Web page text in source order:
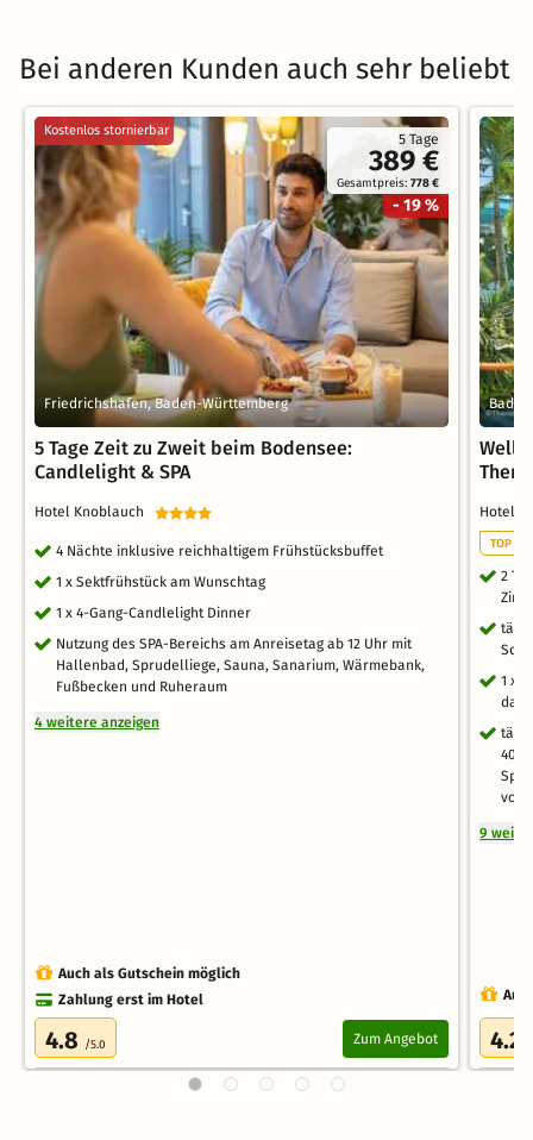
Bei anderen Kunden auch sehr beliebt
5 Tage
389 €
Gesamtpreis:778 €
- 19 %
Kostenlos stornierbar
Friedrichshafen, Baden-Württemberg
5 Tage Zeit zu Zweit beim Bodensee:
Candlelight & SPA
Hotel Knoblauch
4 Nächte inklusive reichhaltigem Frühstücksbuffet
1 x Sektfrühstück am Wunschtag
1 x 4-Gang-Candlelight Dinner
Nutzung des SPA-Bereichs am Anreisetag ab 12 Uhr mit
Hallenbad, Sprudelliege, Sauna, Sanarium, Wärmebank,
Fußbecken und Ruheraum
4 weitere anzeigen
Auch als Gutschein möglich
Zahlung erst im Hotel
4.8 /5.0 Zum Angebot
Bad
Hotel
TOP
2
1 x
das
von
9
4.2